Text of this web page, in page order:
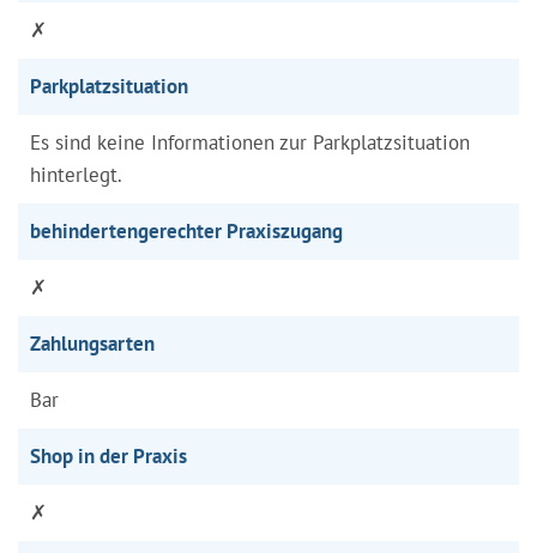
✗
Parkplatzsituation
Es sind keine Informationen zur Parkplatzsituation
hinterlegt.
behindertengerechter Praxiszugang
✗
Zahlungsarten
Bar
Shop in der Praxis
✗